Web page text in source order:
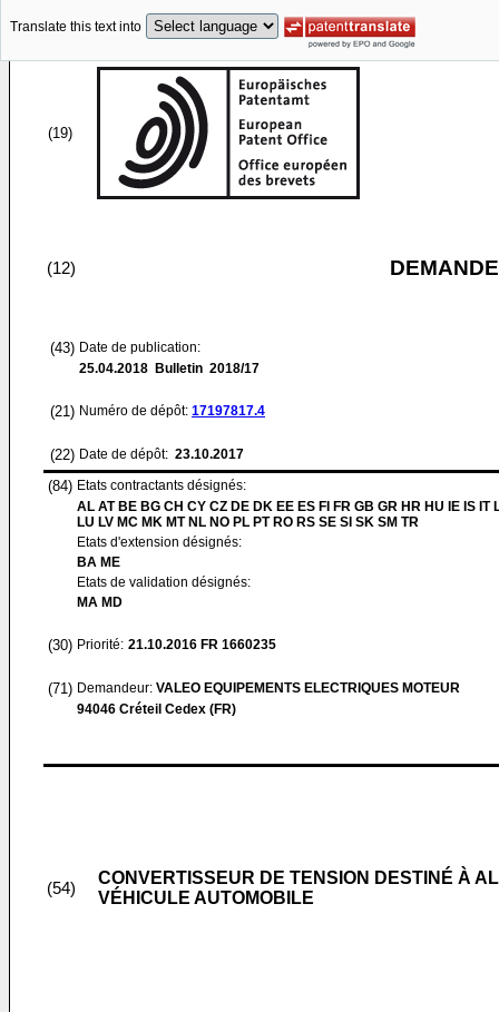
Translate this text into
(19)
(12)
(43) Date de publication:
25.04.2018 Bulletin 2018/17
(21) Numéro de dépôt: 17197817.4
(22) Date de dépôt: 23.10.2017
(84) Etats contractants désignés:
AL AT BE BG CH CY CZ DE DK EE ES FI FR GB GR HR HU IE IS IT
LU LV MC MK MT NL NO PL PT RO RS SE SI SK SM TR
Etats d'extension désignés:
BA ME
Etats de validation désignés:
MA MD
(30) Priorité: 21.10.2016 FR 1660235
(71) Demandeur: VALEO EQUIPEMENTS ELECTRIQUES MOTEUR
94046 Créteil Cedex (FR)
(54)
CONVERTISSEUR DE TENSION DESTINÉ À
VÉHICULE AUTOMOBILE